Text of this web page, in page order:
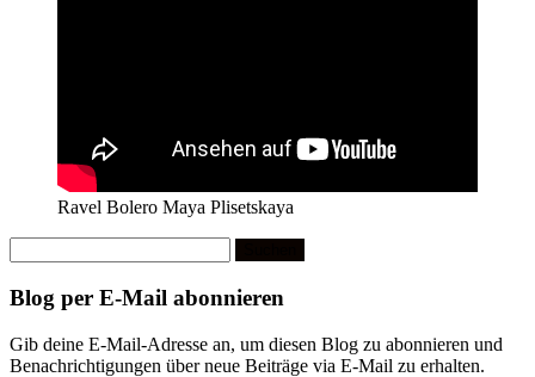
Ravel Bolero Maya Plisetskaya
nach:
Blog per E-Mail abonnieren
Gib deine E-Mail-Adresse an, um diesen Blog zu abonnieren und
Benachrichtigungen über neue Beiträge via E-Mail zu erhalten.